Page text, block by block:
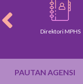
Direktori MPHS
PAUTAN AGENSI